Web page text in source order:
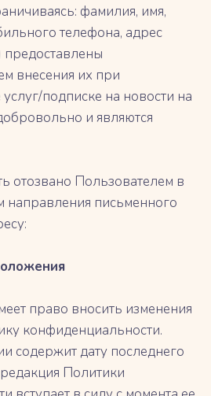
фамилия, имя,
телефона, адрес
предоставлены
внесения их при
подписке на новости на
и являются
отозвано Пользователем в
направления письменного
право вносить изменения
конфиденциальности.
содержит дату последнего
Политики